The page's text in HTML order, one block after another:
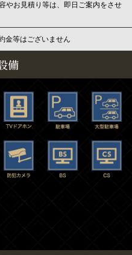
やお見積り等は、即日ご案内をさせ
金等はございません
備